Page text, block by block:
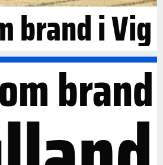
brand i Vig
brand